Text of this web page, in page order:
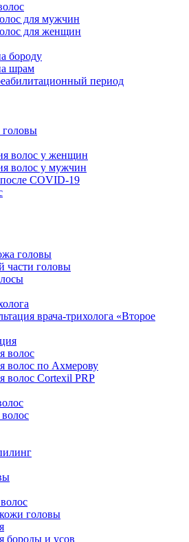
для мужчин
для женщин
бороду
шрам
период
головы
волос у женщин
волос у мужчин
COVID-19
головы
части головы
врача-трихолога «Второе
волос
волос по Ахмерову
волос Cortexil PRP
головы
бороды и усов